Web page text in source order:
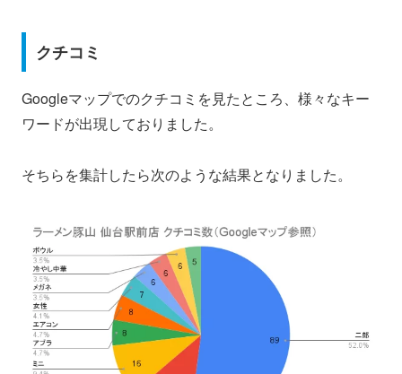
クチコミ
Googleマップでのクチコミを見たところ、様々なキー
ワードが出現しておりました。
そちらを集計したら次のような結果となりました。